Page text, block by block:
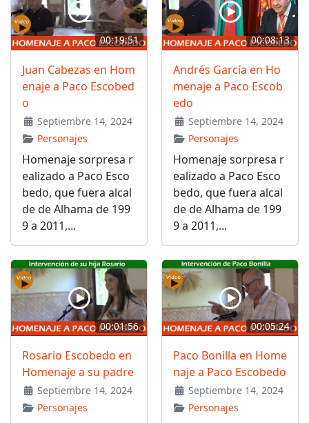
00:19:51
Juan Cabezas en Hom
enaje a Paco Escobed
o
Septiembre 14, 2024
Personajes
Homenaje sorpresa r
ealizado a Paco Esco
bedo, que fuera alcal
de de Alhama de 199
9 a 2011,...
00:08:13
Andrés García en Ho
menaje a Paco Escob
edo
Septiembre 14, 2024
Personajes
Homenaje sorpresa r
ealizado a Paco Esco
bedo, que fuera alcal
de de Alhama de 199
9 a 2011,...
00:01:56
Rosario Escobedo en
Homenaje a su padre
Septiembre 14, 2024
Personajes
00:05:24
Paco Bonilla en Home
naje a Paco Escobedo
Septiembre 14, 2024
Personajes